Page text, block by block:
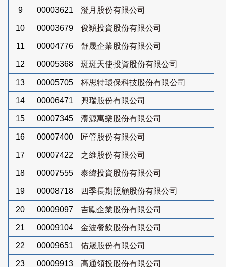
9 00003621 澄月股份有限公司
10 00003679 俊穎投資股份有限公司
11 00004776 舒晟企業股份有限公司
12 00005368 斑斑天使投資股份有限公司
13 00005705 杯思特環保科技股份有限公司
14 00006471 興瑞股份有限公司
15 00007345 灃源寓樂股份有限公司
16 00007400 匠管股份有限公司
17 00007422 之維股份有限公司
18 00007555 泰緯投資股份有限公司
19 00008718 四季長期照顧股份有限公司
20 00009097 吉勵企業股份有限公司
21 00009104 金波餐飲股份有限公司
22 00009651 佑晟股份有限公司
23 00009913 高通領投股份有限公司